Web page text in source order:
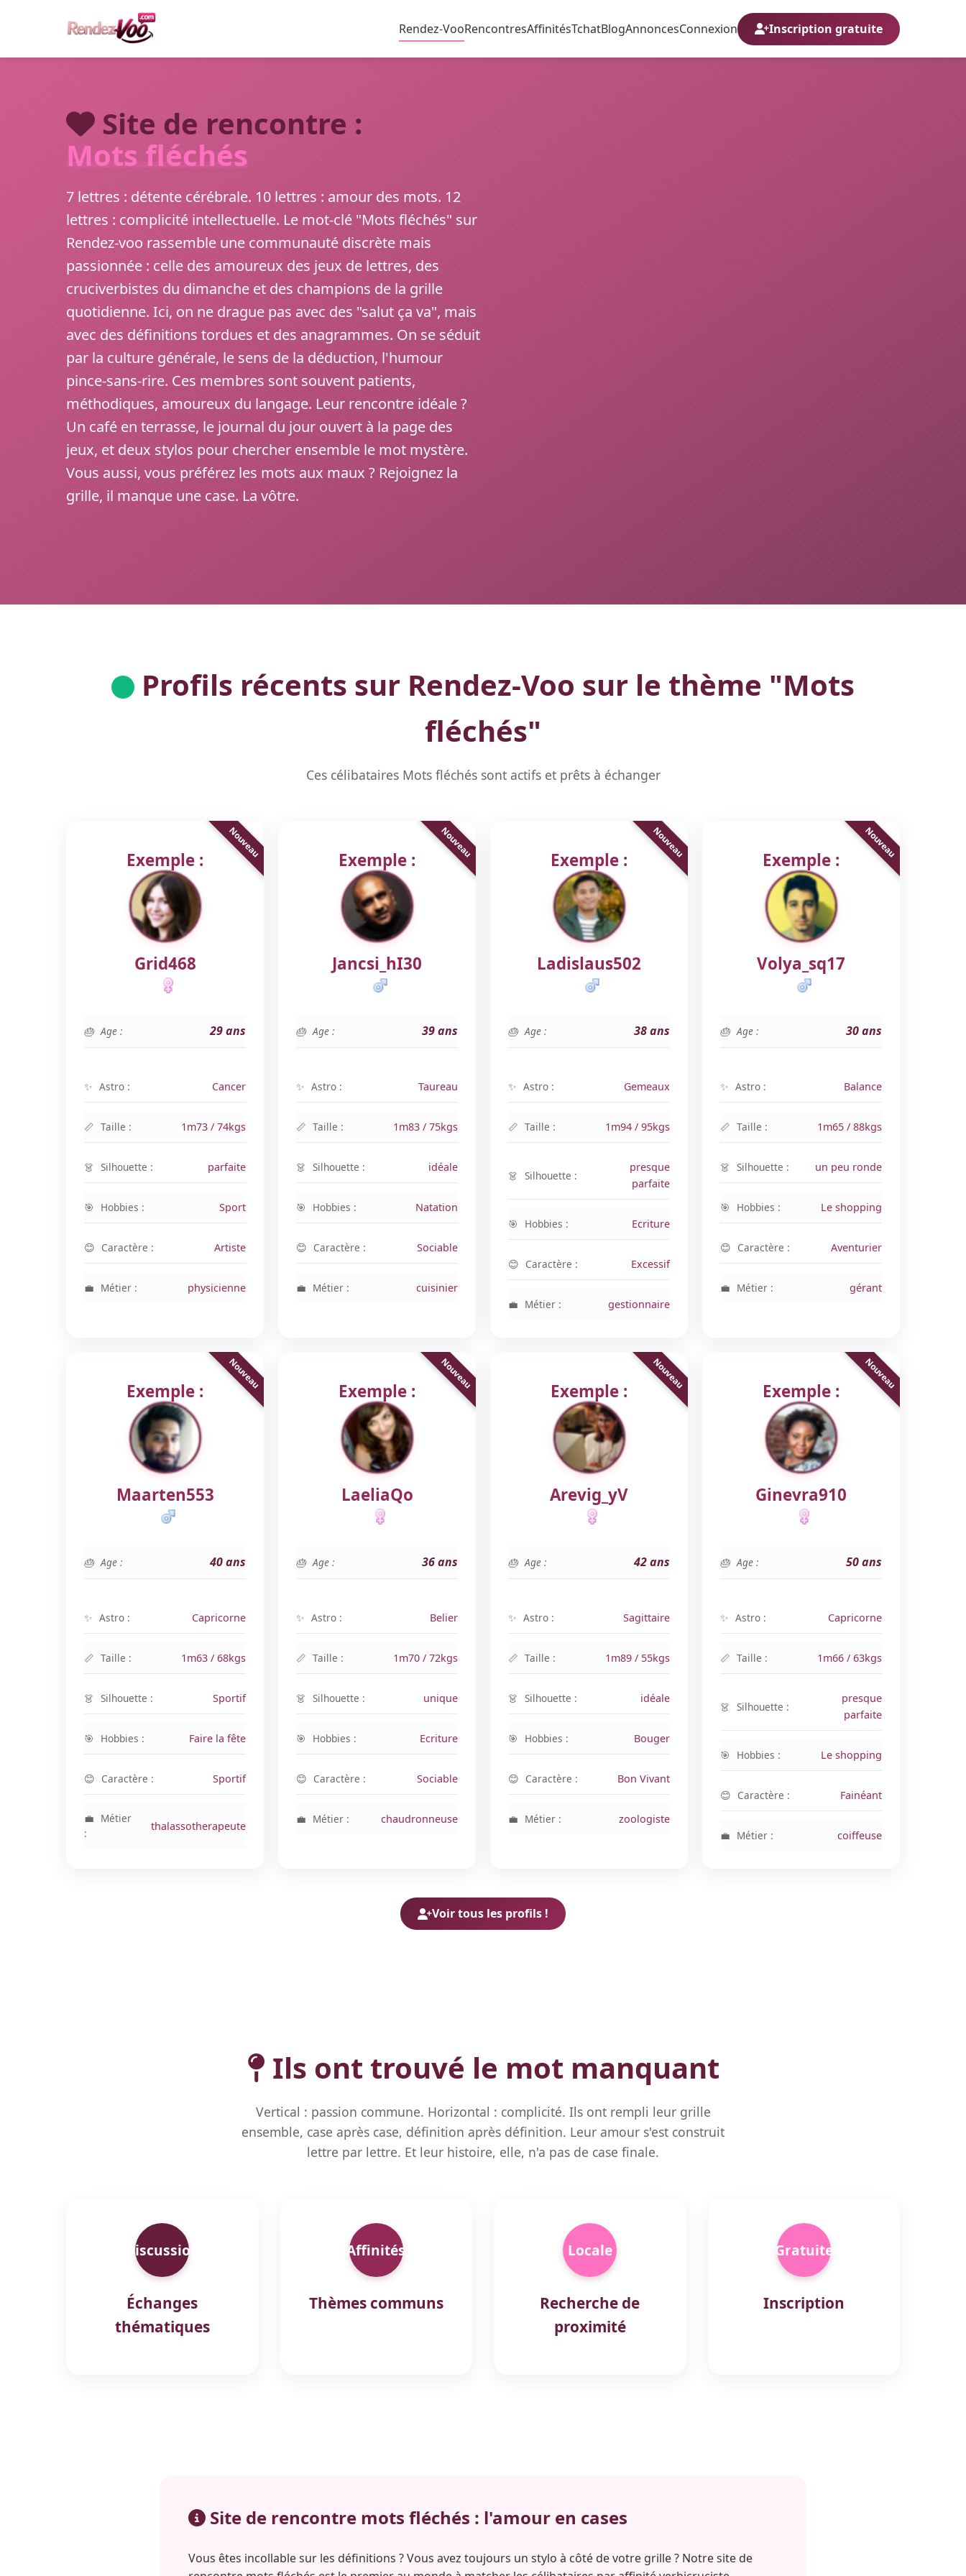
Rendez-VooRencontresAffinitésTchatBlogAnnoncesConnexion Inscription gratuite
Site de rencontre :
Mots fléchés
7 lettres : détente cérébrale. 10 lettres : amour des mots. 12
lettres : complicité intellectuelle. Le mot-clé "Mots fléchés" sur
Rendez-voo rassemble une communauté discrète mais
passionnée : celle des amoureux des jeux de lettres, des
cruciverbistes du dimanche et des champions de la grille
quotidienne. Ici, on ne drague pas avec des "salut ça va", mais
avec des définitions tordues et des anagrammes. On se séduit
par la culture générale, le sens de la déduction, l'humour
pince-sans-rire. Ces membres sont souvent patients,
méthodiques, amoureux du langage. Leur rencontre idéale ?
Un café en terrasse, le journal du jour ouvert à la page des
jeux, et deux stylos pour chercher ensemble le mot mystère.
Vous aussi, vous préférez les mots aux maux ? Rejoignez la
grille, il manque une case. La vôtre.
Profils récents sur Rendez-Voo sur le thème "Mots
fléchés"
Ces célibataires Mots fléchés sont actifs et prêts à échanger
Exemple :
Grid468
Age : 29 ans
Astro : Cancer
Taille : 1m73 / 74kgs
Silhouette : parfaite
Hobbies : Sport
Caractère : Artiste
Métier : physicienne
Exemple :
Jancsi_hI30
Age : 39 ans
Astro : Taureau
Taille : 1m83 / 75kgs
Silhouette : idéale
Hobbies : Natation
Caractère : Sociable
Métier : cuisinier
Exemple :
Ladislaus502
Age : 38 ans
Astro : Gemeaux
Taille : 1m94 / 95kgs
Silhouette :
presque
parfaite
Hobbies : Ecriture
Caractère : Excessif
Métier : gestionnaire
Exemple :
Volya_sq17
Age : 30 ans
Astro : Balance
Taille : 1m65 / 88kgs
Silhouette : un peu ronde
Hobbies : Le shopping
Caractère : Aventurier
Métier : gérant
Exemple :
Maarten553
Age : 40 ans
Astro : Capricorne
Taille : 1m63 / 68kgs
Silhouette : Sportif
Hobbies : Faire la fête
Caractère : Sportif
Métier
:
thalassotherapeute
Exemple :
LaeliaQo
Age : 36 ans
Astro : Belier
Taille : 1m70 / 72kgs
Silhouette : unique
Hobbies : Ecriture
Caractère : Sociable
Métier : chaudronneuse
Exemple :
Arevig_yV
Age : 42 ans
Astro : Sagittaire
Taille : 1m89 / 55kgs
Silhouette : idéale
Hobbies : Bouger
Caractère : Bon Vivant
Métier : zoologiste
Exemple :
Ginevra910
Age : 50 ans
Astro : Capricorne
Taille : 1m66 / 63kgs
Silhouette :
presque
parfaite
Hobbies : Le shopping
Caractère : Fainéant
Métier : coiffeuse
Voir tous les profils !
Ils ont trouvé le mot manquant
Vertical : passion commune. Horizontal : complicité. Ils ont rempli leur grille
ensemble, case après case, définition après définition. Leur amour s'est construit
lettre par lettre. Et leur histoire, elle, n'a pas de case finale.
Discussion
Échanges
thématiques
Affinités
Thèmes communs
Locale
Recherche de
proximité
Gratuite
Inscription
Site de rencontre mots fléchés : l'amour en cases
Vous êtes incollable sur les définitions ? Vous avez toujours un stylo à côté de votre grille ? Notre site de